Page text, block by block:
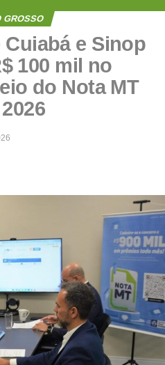
GROSSO
e Sinop
100 mil no
do Nota MT